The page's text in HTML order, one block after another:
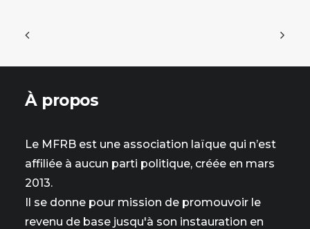
À propos
Le MFRB est une association laïque qui n’est
affiliée à aucun parti politique, créée en mars
2013.
Il se donne pour mission de promouvoir le
revenu de base jusqu'à son instauration en